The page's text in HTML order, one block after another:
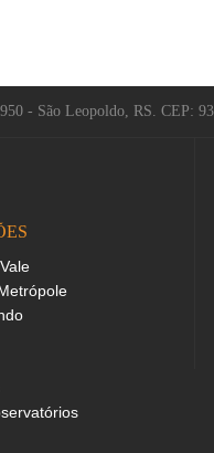
- São Leopoldo, RS. CEP: